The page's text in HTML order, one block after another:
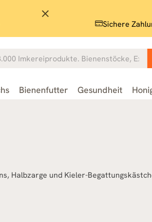
close
Sichere
Bienenfutter Gesundheit
Halbzarge und Kieler-